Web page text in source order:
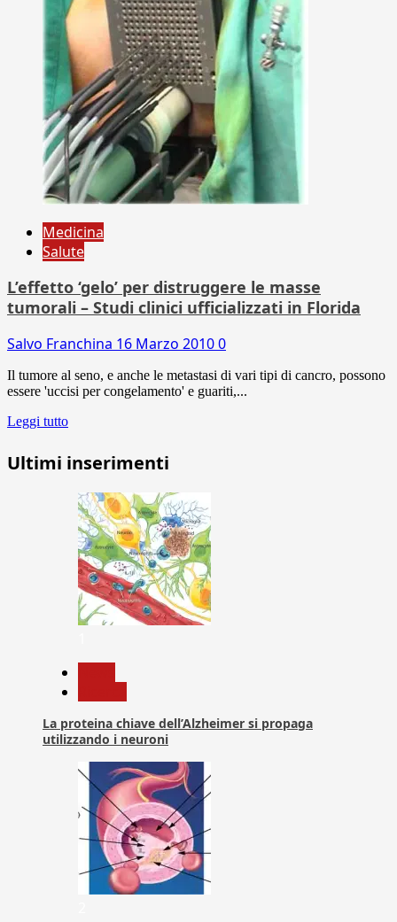
Medicina
Salute
L’effetto ‘gelo’ per distruggere le masse
tumorali – Studi clinici ufficializzati in Florida
Salvo Franchina 16 Marzo 20100
Il tumore al seno, e anche le metastasi di vari tipi di cancro, possono
essere 'uccisi per congelamento' e guariti,...
Leggi tutto
Ultimi inserimenti
La proteina chiave dell’Alzheimer si propaga
utilizzando i neuroni